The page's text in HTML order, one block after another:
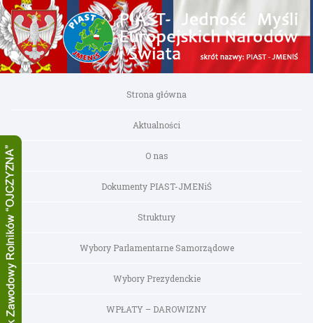
Strona główna
Aktualności
O nas
Dokumenty PIAST-JMENiŚ
Struktury
Wybory Parlamentarne Samorządowe
Wybory Prezydenckie
WPŁATY – DAROWIZNY